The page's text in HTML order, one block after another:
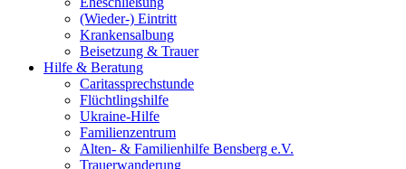
(Wieder-) Eintritt
Krankensalbung
Beisetzung & Trauer
Hilfe & Beratung
Caritassprechstunde
Flüchtlingshilfe
Ukraine-Hilfe
Familienzentrum
Alten- & Familienhilfe Bensberg e.V.
Trauerwanderung